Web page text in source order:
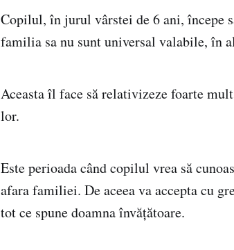
Copilul, în jurul vârstei de 6 ani, începe
familia sa nu sunt universal valabile, în
Aceasta îl face să relativizeze foarte
lor.
Este perioada când copilul vrea să
afara familiei. De aceea va accepta cu
tot ce spune doamna învățătoare.